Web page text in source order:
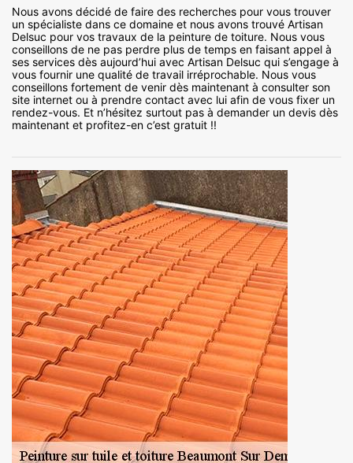
Nous avons décidé de faire des recherches pour vous trouver
un spécialiste dans ce domaine et nous avons trouvé Artisan
Delsuc pour vos travaux de la peinture de toiture. Nous vous
conseillons de ne pas perdre plus de temps en faisant appel à
ses services dès aujourd’hui avec Artisan Delsuc qui s’engage à
vous fournir une qualité de travail irréprochable. Nous vous
conseillons fortement de venir dès maintenant à consulter son
site internet ou à prendre contact avec lui afin de vous fixer un
rendez-vous. Et n’hésitez surtout pas à demander un devis dès
maintenant et profitez-en c’est gratuit !!